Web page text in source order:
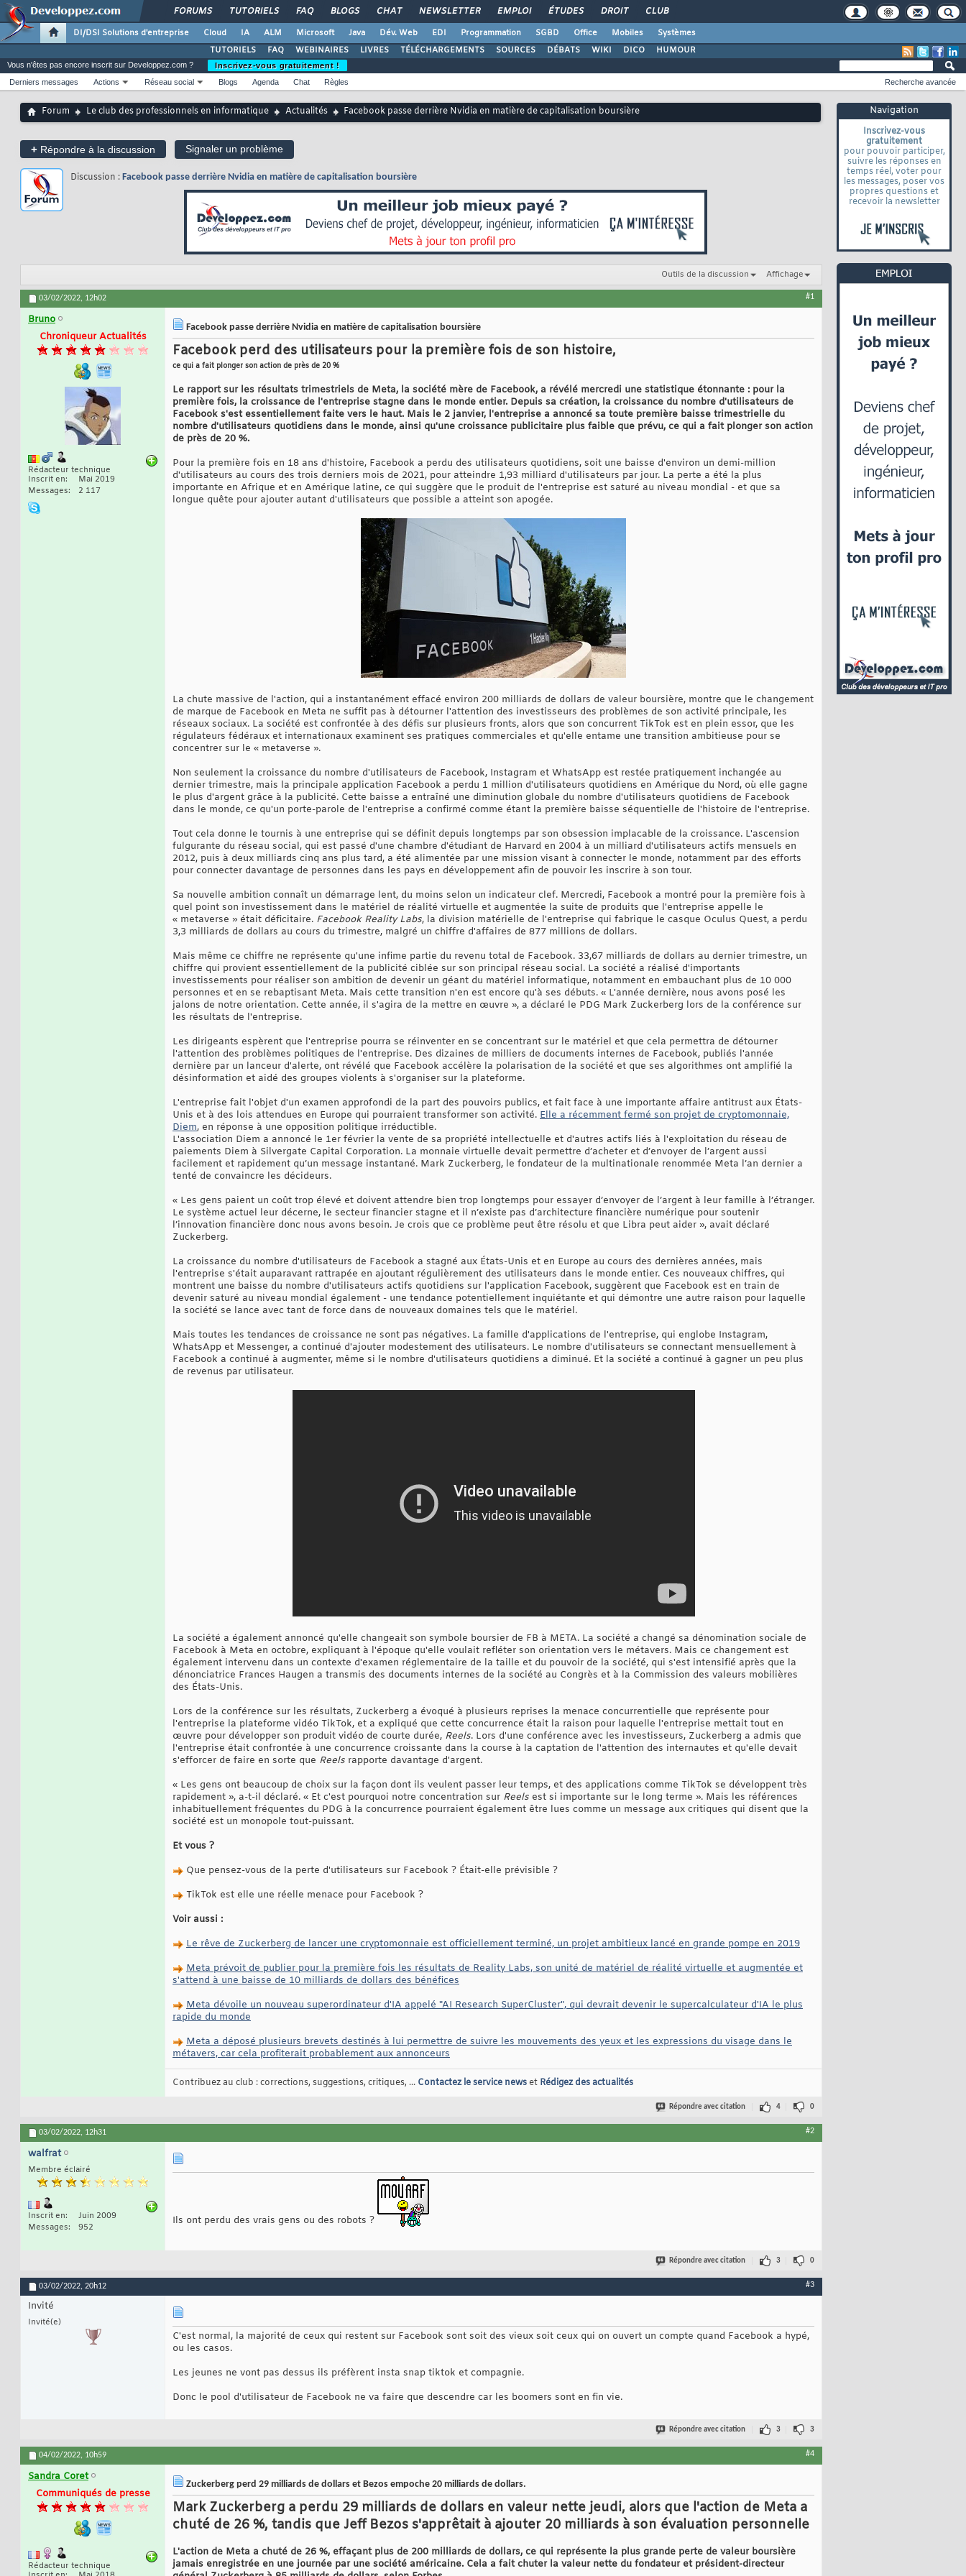
FORUMS TUTORIELS FAQ BLOGS CHAT NEWSLETTER EMPLOI ÉTUDES DROIT CLUB
DI/DSI Solutions d'entreprise Cloud IA ALM Microsoft Java Dév. Web EDI Programmation SGBD Office Mobiles
Systèmes
TUTORIELS
FAQ WEBINAIRES LIVRES TÉLÉCHARGEMENTS SOURCES DÉBATS WIKI DICO HUMOUR
Navigation
Inscrivez-vous
gratuitement
pour pouvoir participer,
suivre les réponses en
temps réel, voter pour
les messages, poser vos
propres questions et
recevoir la newsletter
Vous n'êtes pas encore inscrit sur Developpez.com ?
Inscrivez-vous gratuitement !
Derniers messages
Actions Réseau social Blogs Agenda Chat Règles Recherche avancée
Forum Le club des professionnels en informatique Actualités Facebook passe derrière Nvidia en matière de capitalisation boursière
+ Répondre à la discussion Signaler un problème
Discussion : Facebook passe derrière Nvidia en matière de capitalisation boursière
Outils de la discussion Affichage
03/02/2022, 12h02 #1
Bruno
Chroniqueur Actualités
Rédacteur technique
Inscrit en
Mai 2019
Messages
2 117
Facebook passe derrière Nvidia en matière de capitalisation boursière
Facebook perd des utilisateurs pour la première fois de son histoire,
ce qui a fait plonger son action de près de 20 %
Le rapport sur les résultats trimestriels de Meta, la société mère de Facebook, a révélé mercredi une statistique étonnante : pour la
première fois, la croissance de l'entreprise stagne dans le monde entier. Depuis sa création, la croissance du nombre d'utilisateurs de
Facebook s'est essentiellement faite vers le haut. Mais le 2 janvier, l'entreprise a annoncé sa toute première baisse trimestrielle du
nombre d'utilisateurs quotidiens dans le monde, ainsi qu'une croissance publicitaire plus faible que prévu, ce qui a fait plonger son action
de près de 20 %.
Pour la première fois en 18 ans d'histoire, Facebook a perdu des utilisateurs quotidiens, soit une baisse d'environ un demi-million
d'utilisateurs au cours des trois derniers mois de 2021, pour atteindre 1,93 milliard d'utilisateurs par jour. La perte a été la plus
importante en Afrique et en Amérique latine, ce qui suggère que le produit de l'entreprise est saturé au niveau mondial - et que sa
longue quête pour ajouter autant d'utilisateurs que possible a atteint son apogée.
La chute massive de l'action, qui a instantanément effacé environ 200 milliards de dollars de valeur boursière, montre que le changement
de marque de Facebook en Meta ne suffit pas à détourner l'attention des investisseurs des problèmes de son activité principale, les
réseaux sociaux. La société est confrontée à des défis sur plusieurs fronts, alors que son concurrent TikTok est en plein essor, que les
régulateurs fédéraux et internationaux examinent ses pratiques commerciales et qu'elle entame une transition ambitieuse pour se
concentrer sur le « metaverse ».
Non seulement la croissance du nombre d'utilisateurs de Facebook, Instagram et WhatsApp est restée pratiquement inchangée au
dernier trimestre, mais la principale application Facebook a perdu 1 million d'utilisateurs quotidiens en Amérique du Nord, où elle gagne
le plus d'argent grâce à la publicité. Cette baisse a entraîné une diminution globale du nombre d'utilisateurs quotidiens de Facebook
dans le monde, ce qu'un porte-parole de l'entreprise a confirmé comme étant la première baisse séquentielle de l'histoire de l'entreprise.
Tout cela donne le tournis à une entreprise qui se définit depuis longtemps par son obsession implacable de la croissance. L'ascension
fulgurante du réseau social, qui est passé d'une chambre d'étudiant de Harvard en 2004 à un milliard d'utilisateurs actifs mensuels en
2012, puis à deux milliards cinq ans plus tard, a été alimentée par une mission visant à connecter le monde, notamment par des efforts
pour connecter davantage de personnes dans les pays en développement afin de pouvoir les inscrire à son tour.
Sa nouvelle ambition connaît un démarrage lent, du moins selon un indicateur clef. Mercredi, Facebook a montré pour la première fois à
quel point son investissement dans le matériel de réalité virtuelle et augmentée la suite de produits que l'entreprise appelle le
« metaverse » était déficitaire. Facebook Reality Labs, la division matérielle de l'entreprise qui fabrique le casque Oculus Quest, a perdu
3,3 milliards de dollars au cours du trimestre, malgré un chiffre d'affaires de 877 millions de dollars.
Mais même ce chiffre ne représente qu'une infime partie du revenu total de Facebook. 33,67 milliards de dollars au dernier trimestre, un
chiffre qui provient essentiellement de la publicité ciblée sur son principal réseau social. La société a réalisé d'importants
investissements pour réaliser son ambition de devenir un géant du matériel informatique, notamment en embauchant plus de 10 000
personnes et en se rebaptisant Meta. Mais cette transition n'en est encore qu'à ses débuts. « L'année dernière, nous avons posé les
jalons de notre orientation. Cette année, il s'agira de la mettre en œuvre », a déclaré le PDG Mark Zuckerberg lors de la conférence sur
les résultats de l'entreprise.
Les dirigeants espèrent que l'entreprise pourra se réinventer en se concentrant sur le matériel et que cela permettra de détourner
l'attention des problèmes politiques de l'entreprise. Des dizaines de milliers de documents internes de Facebook, publiés l'année
dernière par un lanceur d'alerte, ont révélé que Facebook accélère la polarisation de la société et que ses algorithmes ont amplifié la
désinformation et aidé des groupes violents à s'organiser sur la plateforme.
L'entreprise fait l'objet d'un examen approfondi de la part des pouvoirs publics, et fait face à une importante affaire antitrust aux États-
Unis et à des lois attendues en Europe qui pourraient transformer son activité. Elle a récemment fermé son projet de cryptomonnaie,
Diem, en réponse à une opposition politique irréductible.
L'association Diem a annoncé le 1er février la vente de sa propriété intellectuelle et d'autres actifs liés à l'exploitation du réseau de
paiements Diem à Silvergate Capital Corporation. La monnaie virtuelle devait permettre d’acheter et d’envoyer de l’argent aussi
facilement et rapidement qu’un message instantané. Mark Zuckerberg, le fondateur de la multinationale renommée Meta l’an dernier a
tenté de convaincre les décideurs.
« Les gens paient un coût trop élevé et doivent attendre bien trop longtemps pour essayer d’envoyer de l’argent à leur famille à l’étranger.
Le système actuel leur décerne, le secteur financier stagne et il n’existe pas d’architecture financière numérique pour soutenir
l’innovation financière donc nous avons besoin. Je crois que ce problème peut être résolu et que Libra peut aider », avait déclaré
Zuckerberg.
La croissance du nombre d'utilisateurs de Facebook a stagné aux États-Unis et en Europe au cours des dernières années, mais
l'entreprise s'était auparavant rattrapée en ajoutant régulièrement des utilisateurs dans le monde entier. Ces nouveaux chiffres, qui
montrent une baisse du nombre d'utilisateurs actifs quotidiens sur l'application Facebook, suggèrent que Facebook est en train de
devenir saturé au niveau mondial également - une tendance potentiellement inquiétante et qui démontre une autre raison pour laquelle
la société se lance avec tant de force dans de nouveaux domaines tels que le matériel.
Mais toutes les tendances de croissance ne sont pas négatives. La famille d'applications de l'entreprise, qui englobe Instagram,
WhatsApp et Messenger, a continué d'ajouter modestement des utilisateurs. Le nombre d'utilisateurs se connectant mensuellement à
Facebook a continué à augmenter, même si le nombre d'utilisateurs quotidiens a diminué. Et la société a continué à gagner un peu plus
de revenus par utilisateur.
La société a également annoncé qu'elle changeait son symbole boursier de FB à META. La société a changé sa dénomination sociale de
Facebook à Meta en octobre, expliquant à l'époque qu'elle voulait refléter son orientation vers le métavers. Mais ce changement est
également intervenu dans un contexte d'examen réglementaire de la taille et du pouvoir de la société, qui s'est intensifié après que la
dénonciatrice Frances Haugen a transmis des documents internes de la société au Congrès et à la Commission des valeurs mobilières
des États-Unis.
Lors de la conférence sur les résultats, Zuckerberg a évoqué à plusieurs reprises la menace concurrentielle que représente pour
l'entreprise la plateforme vidéo TikTok, et a expliqué que cette concurrence était la raison pour laquelle l'entreprise mettait tout en
œuvre pour développer son produit vidéo de courte durée, Reels. Lors d'une conférence avec les investisseurs, Zuckerberg a admis que
l'entreprise était confrontée à une concurrence croissante dans la course à la captation de l'attention des internautes et qu'elle devait
s'efforcer de faire en sorte que Reels rapporte davantage d'argent.
« Les gens ont beaucoup de choix sur la façon dont ils veulent passer leur temps, et des applications comme TikTok se développent très
rapidement », a-t-il déclaré. « Et c'est pourquoi notre concentration sur Reels est si importante sur le long terme ». Mais les références
inhabituellement fréquentes du PDG à la concurrence pourraient également être lues comme un message aux critiques qui disent que la
société est un monopole tout-puissant.
Et vous ?
Que pensez-vous de la perte d'utilisateurs sur Facebook ? Était-elle prévisible ?
TikTok est elle une réelle menace pour Facebook ?
Voir aussi :
Le rêve de Zuckerberg de lancer une cryptomonnaie est officiellement terminé, un projet ambitieux lancé en grande pompe en 2019
Meta prévoit de publier pour la première fois les résultats de Reality Labs, son unité de matériel de réalité virtuelle et augmentée et
s'attend à une baisse de 10 milliards de dollars des bénéfices
Meta dévoile un nouveau superordinateur d'IA appelé "AI Research SuperCluster", qui devrait devenir le supercalculateur d'IA le plus
rapide du monde
Meta a déposé plusieurs brevets destinés à lui permettre de suivre les mouvements des yeux et les expressions du visage dans le
métavers, car cela profiterait probablement aux annonceurs
Contribuez au club : corrections, suggestions, critiques, ... Contactez le service newset Rédigez des actualités
Répondre avec citation 4 0
03/02/2022, 12h31 #2
walfrat
Membre éclairé
Inscrit en
Juin 2009
Messages
952
Ils ont perdu des vrais gens ou des robots ?
Répondre avec citation 3 0
03/02/2022, 20h12 #3
Invité
Invité(e)
C'est normal, la majorité de ceux qui restent sur Facebook sont soit des vieux soit ceux qui on ouvert un compte quand Facebook a hypé,
ou les casos.
Les jeunes ne vont pas dessus ils préfèrent insta snap tiktok et compagnie.
Donc le pool d'utilisateur de Facebook ne va faire que descendre car les boomers sont en fin vie.
Répondre avec citation 3 3
04/02/2022, 10h59 #4
Sandra Coret
Communiqués de presse
Rédacteur technique
Zuckerberg perd 29 milliards de dollars et Bezos empoche 20 milliards de dollars.
Mark Zuckerberg a perdu 29 milliards de dollars en valeur nette jeudi, alors que l'action de Meta a
chuté de 26 %, tandis que Jeff Bezos s'apprêtait à ajouter 20 milliards à son évaluation personnelle
L'action de Meta a chuté de 26 %, effaçant plus de 200 milliards de dollars, ce qui représente la plus grande perte de valeur boursière
jamais enregistrée en une journée par une société américaine. Cela a fait chuter la valeur nette du fondateur et président-directeur